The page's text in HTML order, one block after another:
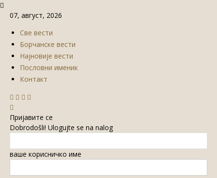
07, август, 2026
Све вести
Борчанске вести
Најновије вести
Пословни именик
Контакт
Пријавите се
Dobrodošli! Ulogujte se na nalog
ваше корисничко име